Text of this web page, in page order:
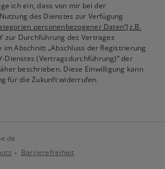
ich ein, dass von mir bei der
des Dienstes zur Verfügung
personenbezogener Daten“(z.B.
zur Durchführung des Vertrages
Abschnitt „Abschluss der Registrierung
Dienstes (Vertragsdurchführung)“ der
beschrieben. Diese Einwilligung kann
für die Zukunft widerrufen.
Barrierefreiheit